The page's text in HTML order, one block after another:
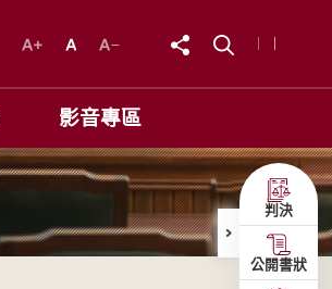
影音專區
判決
公開書狀